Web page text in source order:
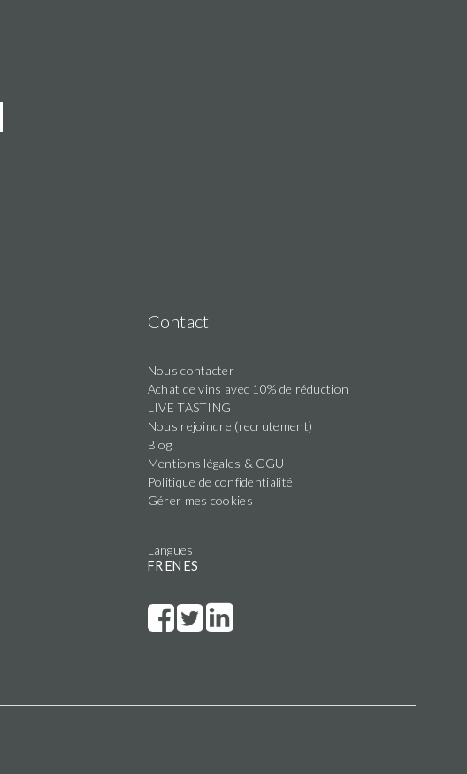
Contact
Nous contacter
Achat de vins avec 10% de réduction
LIVE TASTING
Nous rejoindre (recrutement)
Blog
Mentions légales & CGU
Politique de confidentialité
Gérer mes cookies
Langues
FR EN ES